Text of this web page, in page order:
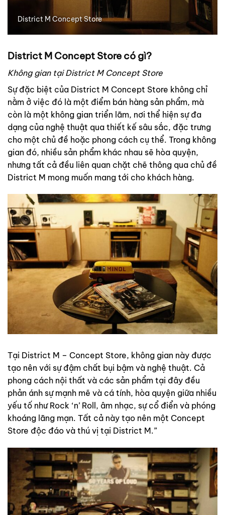
District M Concept Store
District M Concept Store có gì?
Không gian tại District M Concept Store
Sự đặc biệt của District M Concept Store không chỉ
nằm ở việc đó là một điểm bán hàng sản phẩm, mà
còn là một không gian triển lãm, nơi thể hiện sự đa
dạng của nghệ thuật qua thiết kế sâu sắc, đặc trưng
cho một chủ đề hoặc phong cách cụ thể. Trong không
gian đó, nhiều sản phẩm khác nhau sẽ hòa quyện,
nhưng tất cả đều liên quan chặt chẽ thông qua chủ đề
District M mong muốn mang tới cho khách hàng.
Tại District M – Concept Store, không gian này được
tạo nên với sự đậm chất bụi bậm và nghệ thuật. Cả
phong cách nội thất và các sản phẩm tại đây đều
phản ánh sự mạnh mẽ và cá tính, hòa quyện giữa nhiều
yếu tố như Rock ‘n’ Roll, âm nhạc, sự cổ điển và phóng
khoáng lãng mạn. Tất cả này tạo nên một Concept
Store độc đáo và thú vị tại District M.”